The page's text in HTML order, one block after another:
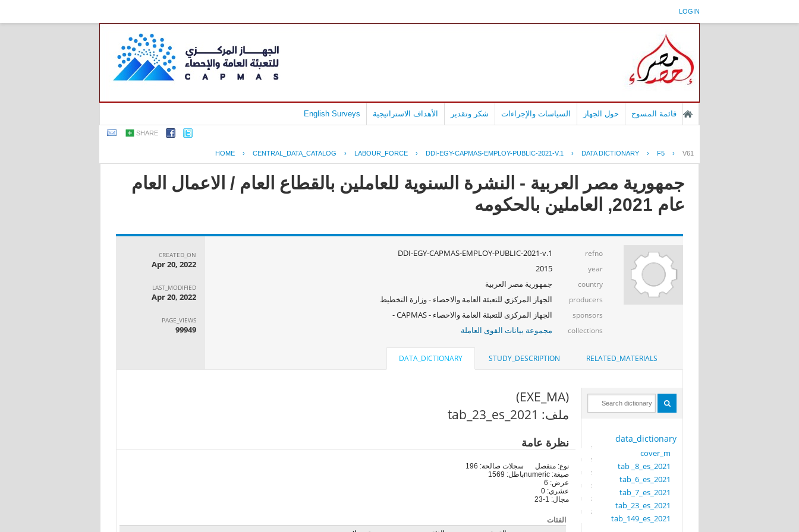
LOGIN
قائمة المسوح حول الجهاز السياسات والإجراءات شكر وتقدير الأهداف الاستراتيجية English Surveys
SHARE
HOME › CENTRAL_DATA_CATALOG › LABOUR_FORCE › DDI-EGY-CAPMAS-EMPLOY-PUBLIC-2021-V.1 › DATA DICTIONARY › F5 › V61
جمهورية مصر العربية - النشرة السنوية للعاملين بالقطاع العام / الاعمال العام
عام 2021, العاملين بالحكومه
refno
DDI-EGY-CAPMAS-EMPLOY-PUBLIC-2021-v.1
year
2015
country جمهورية مصر العربية
producers الجهاز المركزي للتعبئة العامة والاحصاء - وزارة التخطيط
sponsors الجهاز المركزى للتعبئة العامة والاحصاء - CAPMAS -
collections مجموعة بيانات القوى العاملة
CREATED_ON
Apr 20, 2022
LAST_MODIFIED
Apr 20, 2022
PAGE_VIEWS
99949
RELATED_MATERIALS
STUDY_DESCRIPTION
DATA_DICTIONARY
data_dictionary
cover_m
tab _8_es_2021
tab_6_es_2021
tab_7_es_2021
tab_23_es_2021
tab_149_es_2021
(EXE_MA)
ملف: tab_23_es_2021
نظرة عامة
نوع: منفصل
صيغة: numeric
عرض: 6
عشري: 0
مجال: 1-23
سجلات صالحة: 196
باطل: 1569
الفئات